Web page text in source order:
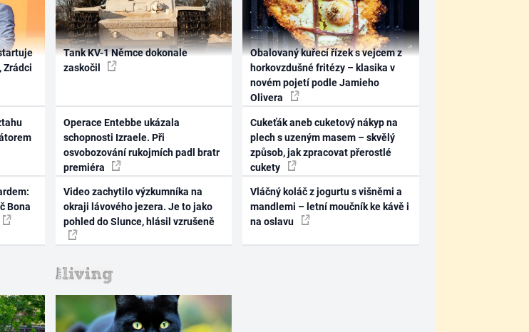
Zrádci
Bona
Tank KV-1 Němce dokonale
zaskočil
Operace Entebbe ukázala
schopnosti Izraele. Při
osvobozování rukojmích padl bratr
premiéra
Video zachytilo výzkumníka na
okraji lávového jezera. Je to jako
pohled do Slunce, hlásil vzrušeně
Obalovaný kuřecí řízek s vejcem z
horkovzdušné fritézy – klasika v
novém pojetí podle Jamieho
Olivera
Cukeťák aneb cuketový nákyp na
plech s uzeným masem – skvělý
způsob, jak zpracovat přerostlé
cukety
Vláčný koláč z jogurtu s višněmi a
mandlemi – letní moučník ke kávě i
na oslavu